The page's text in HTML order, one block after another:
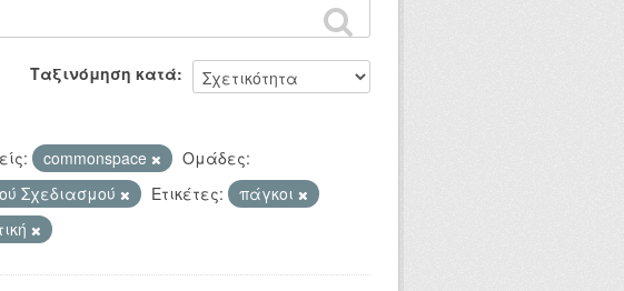
Ταξινόμηση κατά
commonspace
Ομάδες:
Σχεδιασμού
Ετικέτες:
πάγκοι